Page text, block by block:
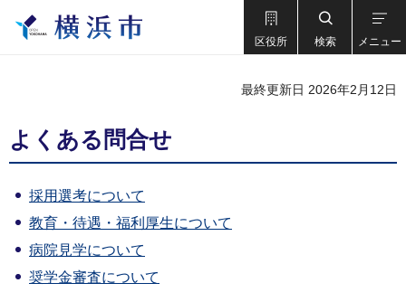
区役所 検索 メニュー
最終更新日 2026年2月12日
よくある問合せ
採用選考について
教育・待遇・福利厚生について
病院見学について
奨学金審査について